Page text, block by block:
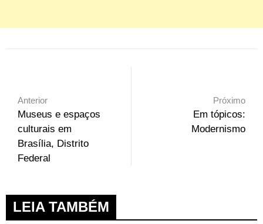
Anterior
Museus e espaços
culturais em
Brasília, Distrito
Federal
Próximo
Em tópicos:
Modernismo
LEIA TAMBÉM